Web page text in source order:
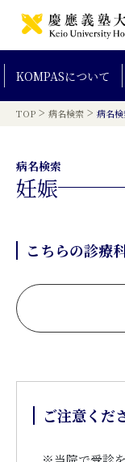
KOMPASについて
TOP > 病名検索 > 病名
病名検索
妊娠
こちらの診療
ご注意くだ